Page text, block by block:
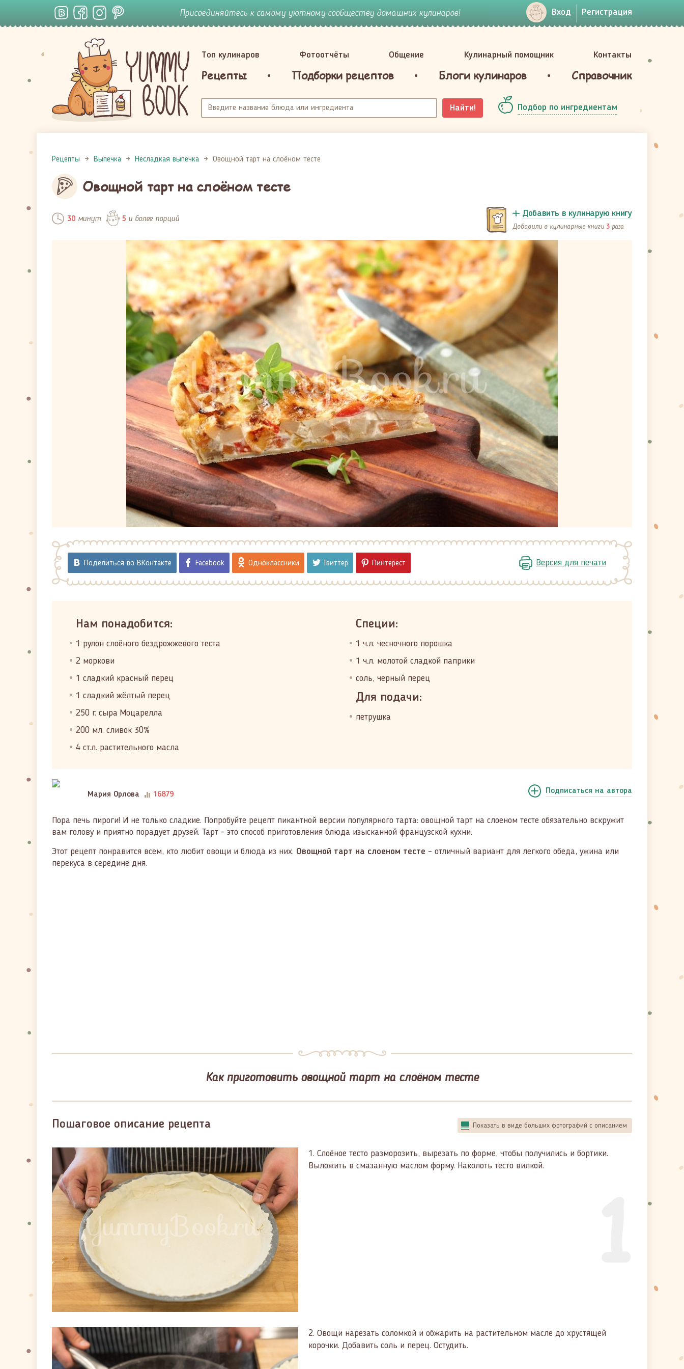
Присоединяйтесь к самому уютному сообществу домашних кулинаров! Вход Регистрация
Топ кулинаров Фотоотчёты Общение Кулинарный помощник Контакты
Рецепты Подборки рецептов Блоги кулинаров Справочник
Найти! Подбор по ингредиентам
Рецепты Выпечка Несладкая выпечка Овощной тарт на слоёном тесте
Овощной тарт на слоёном тесте
30минут 5 и более порций Добавить в кулинарую книгу
Добавили в кулинарные книги 3 раза
Поделиться во ВКонтакте Facebook Одноклассники Твиттер Пинтерест Версия для печати
Нам понадобится:
1 рулон слоёного бездрожжевого теста
2 моркови
1 сладкий красный перец
1 сладкий жёлтый перец
250 г. сыра Моцарелла
200 мл. сливок 30%
4 ст.л. растительного масла
Специи:
1 ч.л. чесночного порошка
1 ч.л. молотой сладкой паприки
соль, черный перец
Для подачи:
петрушка
Мария Орлова 16879 Подписаться на автора
Пора печь пироги! И не только сладкие. Попробуйте рецепт пикантной версии популярного тарта: овощной тарт на слоеном тесте обязательно вскружит
вам голову и приятно порадует друзей. Тарт - это способ приготовления блюда изысканной французской кухни.
Этот рецепт понравится всем, кто любит овощи и блюда из них. Овощной тарт на слоеном тесте – отличный вариант для легкого обеда, ужина или
перекуса в середине дня.
Как приготовить овощной тарт на слоёном тесте
Пошаговое описание рецепта Показать в виде больших фотографий с описанием
1. Слоёное тесто разморозить, вырезать по форме, чтобы получились и бортики.
Выложить в смазанную маслом форму. Наколоть тесто вилкой.
2. Овощи нарезать соломкой и обжарить на растительном масле до хрустящей
корочки. Добавить соль и перец. Остудить.